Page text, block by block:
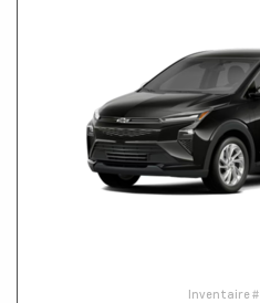
Inventaire #